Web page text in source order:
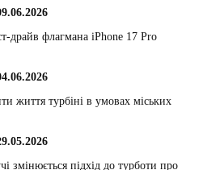
драйв флагмана iPhone 17 Pro
життя турбіні в умовах міських
змінюється підхід до турботи про